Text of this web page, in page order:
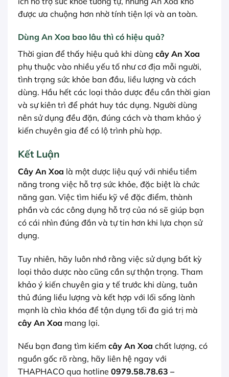
được ưa chuộng hơn nhờ tính tiện lợi và an toàn.
Dùng An Xoa bao lâu thì có hiệu quả?
Thời gian để thấy hiệu quả khi dùng cây An Xoa
phụ thuộc vào nhiều yếu tố như cơ địa mỗi người,
tình trạng sức khỏe ban đầu, liều lượng và cách
dùng. Hầu hết các loại thảo dược đều cần thời gian
và sự kiên trì để phát huy tác dụng. Người dùng
nên sử dụng đều đặn, đúng cách và tham khảo ý
kiến chuyên gia để có lộ trình phù hợp.
Kết Luận
Cây An Xoa là một dược liệu quý với nhiều tiềm
năng trong việc hỗ trợ sức khỏe, đặc biệt là chức
năng gan. Việc tìm hiểu kỹ về đặc điểm, thành
phần và các công dụng hỗ trợ của nó sẽ giúp bạn
có cái nhìn đúng đắn và tự tin hơn khi lựa chọn sử
dụng.
Tuy nhiên, hãy luôn nhớ rằng việc sử dụng bất kỳ
loại thảo dược nào cũng cần sự thận trọng. Tham
khảo ý kiến chuyên gia y tế trước khi dùng, tuân
thủ đúng liều lượng và kết hợp với lối sống lành
mạnh là chìa khóa để tận dụng tối đa giá trị mà
cây An Xoa mang lại.
Nếu bạn đang tìm kiếm cây An Xoa chất lượng, có
nguồn gốc rõ ràng, hãy liên hệ ngay với
THAPHACO qua hotline 0979.58.78.63 –